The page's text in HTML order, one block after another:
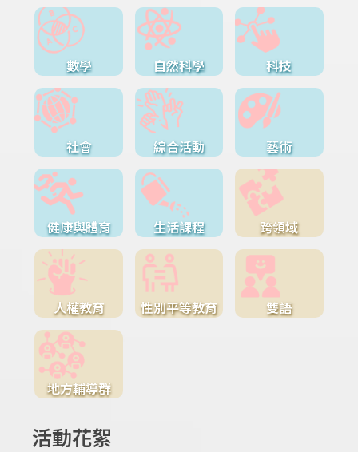
數學 自然科學 科技
社會 綜合活動 藝術
健康與體育 生活課程 跨領域
人權教育 性別平等教育 雙語
地方輔導群
活動花絮